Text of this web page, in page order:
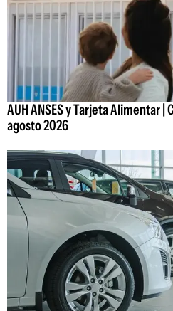
AUH ANSES y Tarjeta Alimentar |
agosto 2026